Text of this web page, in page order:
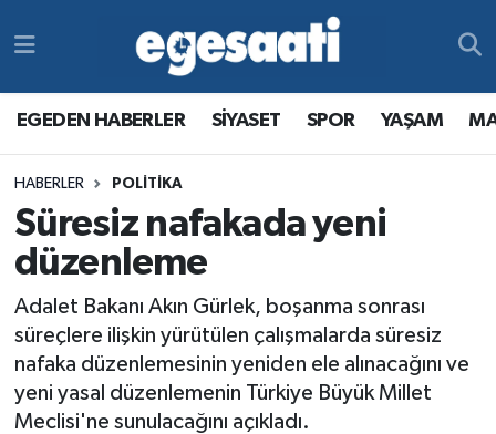
EGEDEN HABERLER SİYASET SPOR YAŞAM
HABERLER POLITIKA
Süresiz nafakada yeni
düzenleme
Adalet Bakanı Akın Gürlek, boşanma sonrası
süreçlere ilişkin yürütülen çalışmalarda süresiz
nafaka düzenlemesinin yeniden ele alınacağını ve
yeni yasal düzenlemenin Türkiye Büyük Millet
Meclisi'ne sunulacağını açıkladı.
MAGAZİN
RESMİ REKLAMLAR
YAŞAM
MAGAZİN
RESMİ REKLAMLAR
Egemax TV
Tüm Manşetler
Son Dakika Haberleri
Haber Arşivi